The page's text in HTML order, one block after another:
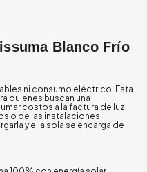
Blanco Frío
ni consumo eléctrico. Esta
quienes buscan una
costos a la factura de luz.
o de las instalaciones
y ella sola se encarga de